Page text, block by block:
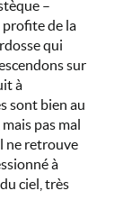
–
profite de la
qui
sur
à
sont bien au
pas mal
ne retrouve
à
ciel, très